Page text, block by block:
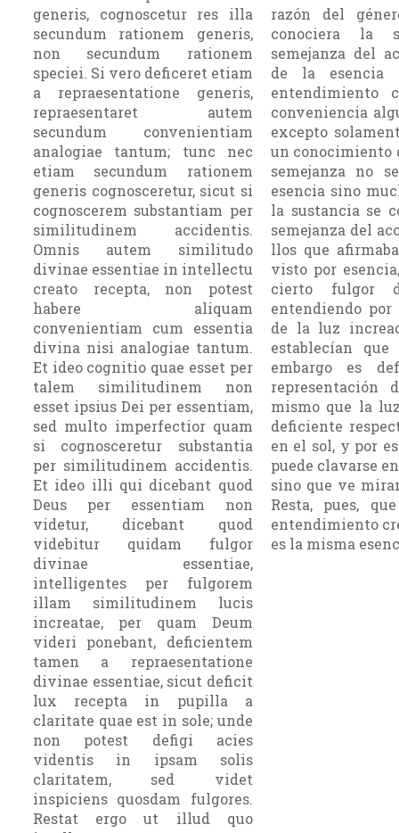
generis, cognoscetur res illa
secundum rationem generis,
non secundum rationem
speciei. Si vero deficeret etiam
a repraesentatione generis,
repraesentaret autem
secundum convenientiam
analogiae tantum; tunc nec
etiam secundum rationem
generis cognosceretur, sicut si
cognoscerem substantiam per
similitudinem accidentis.
Omnis autem similitudo
divinae essentiae in intellectu
creato recepta, non potest
habere aliquam
convenientiam cum essentia
divina nisi analogiae tantum.
Et ideo cognitio quae esset per
talem similitudinem non
esset ipsius Dei per essentiam,
sed multo imperfectior quam
si cognosceretur substantia
per similitudinem accidentis.
Et ideo illi qui dicebant quod
Deus per essentiam non
videtur, dicebant quod
videbitur quidam fulgor
divinae essentiae,
intelligentes per fulgorem
illam similitudinem lucis
increatae, per quam Deum
videri ponebant, deficientem
tamen a repraesentatione
divinae essentiae, sicut deficit
lux recepta in pupilla a
claritate quae est in sole; unde
non potest defigi acies
videntis in ipsam solis
claritatem, sed videt
inspiciens quosdam fulgores.
Restat ergo ut illud quo
razón del
conociera la
semejanza del
de la esencia
entendimiento
conveniencia
excepto
un conocimiento
semejanza no
esencia sino
la sus­tancia se
semejanza del
llos que
visto por
cierto fulgor
entendiendo por
de la luz
establecían
embargo es
representación
mismo que la
deficiente
en el sol, y por
puede clavarse
sino que ve
Resta, pues,
entendimiento
es la misma